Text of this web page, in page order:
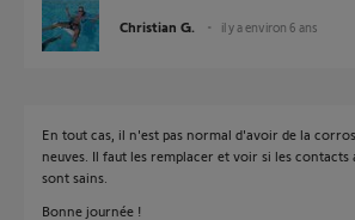
Christian G. il y a environ 6 ans
En tout cas, il n'est pas normal d'avoir de la
neuves. Il faut les remplacer et voir si les contacts
sont sains.
Bonne journée !